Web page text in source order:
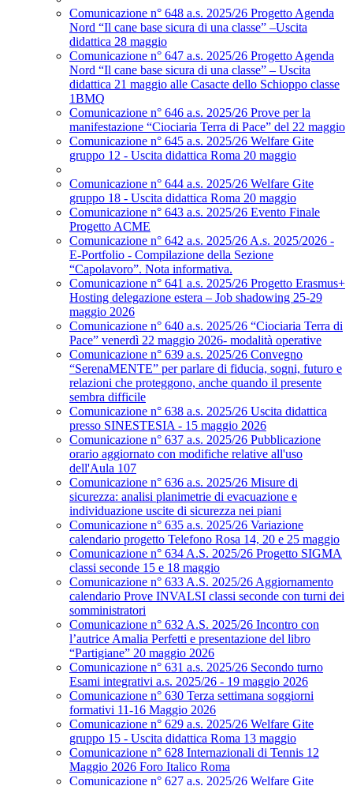
Comunicazione n° 648 a.s. 2025/26 Progetto Agenda
Nord “Il cane base sicura di una classe” –Uscita
didattica 28 maggio
Comunicazione n° 647 a.s. 2025/26 Progetto Agenda
Nord “Il cane base sicura di una classe” – Uscita
didattica 21 maggio alle Casacte dello Schioppo classe
1BMQ
Comunicazione n° 646 a.s. 2025/26 Prove per la
manifestazione “Ciociaria Terra di Pace” del 22 maggio
Comunicazione n° 645 a.s. 2025/26 Welfare Gite
gruppo 12 - Uscita didattica Roma 20 maggio
Comunicazione n° 644 a.s. 2025/26 Welfare Gite
gruppo 18 - Uscita didattica Roma 20 maggio
Comunicazione n° 643 a.s. 2025/26 Evento Finale
Progetto ACME
Comunicazione n° 642 a.s. 2025/26 A.s. 2025/2026 -
E-Portfolio - Compilazione della Sezione
“Capolavoro”. Nota informativa.
Comunicazione n° 641 a.s. 2025/26 Progetto Erasmus+
Hosting delegazione estera – Job shadowing 25-29
maggio 2026
Comunicazione n° 640 a.s. 2025/26 “Ciociaria Terra di
Pace” venerdì 22 maggio 2026- modalità operative
Comunicazione n° 639 a.s. 2025/26 Convegno
“SerenaMENTE” per parlare di fiducia, sogni, futuro e
relazioni che proteggono, anche quando il presente
sembra difficile
Comunicazione n° 638 a.s. 2025/26 Uscita didattica
presso SINESTESIA - 15 maggio 2026
Comunicazione n° 637 a.s. 2025/26 Pubblicazione
orario aggiornato con modifiche relative all'uso
dell'Aula 107
Comunicazione n° 636 a.s. 2025/26 Misure di
sicurezza: analisi planimetrie di evacuazione e
individuazione uscite di sicurezza nei piani
Comunicazione n° 635 a.s. 2025/26 Variazione
calendario progetto Telefono Rosa 14, 20 e 25 maggio
Comunicazione n° 634 A.S. 2025/26 Progetto SIGMA
classi seconde 15 e 18 maggio
Comunicazione n° 633 A.S. 2025/26 Aggiornamento
calendario Prove INVALSI classi seconde con turni dei
somministratori
Comunicazione n° 632 A.S. 2025/26 Incontro con
l’autrice Amalia Perfetti e presentazione del libro
“Partigiane” 20 maggio 2026
Comunicazione n° 631 a.s. 2025/26 Secondo turno
Esami integrativi a.s. 2025/26 - 19 maggio 2026
Comunicazione n° 630 Terza settimana soggiorni
formativi 11-16 Maggio 2026
Comunicazione n° 629 a.s. 2025/26 Welfare Gite
gruppo 15 - Uscita didattica Roma 13 maggio
Comunicazione n° 628 Internazionali di Tennis 12
Maggio 2026 Foro Italico Roma
Comunicazione n° 627 a.s. 2025/26 Welfare Gite